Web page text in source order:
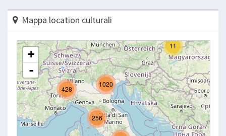
Mappa location culturali